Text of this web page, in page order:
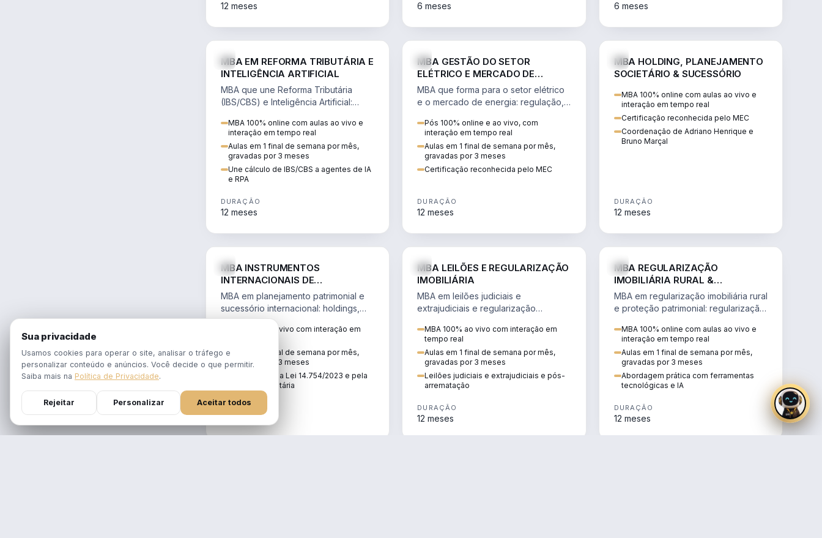
12 meses 6 meses 6 meses
MBA EM REFORMA TRIBUTÁRIA E
INTELIGÊNCIA ARTIFICIAL
MBA que une Reforma Tributária
(IBS/CBS) e Inteligência Artificial:
RPA e automação da rotina fiscal.
MBA 100% online com aulas ao vivo e
interação em tempo real
Aulas em 1 final de semana por mês,
gravadas por 3 meses
Une cálculo de IBS/CBS a agentes de IA
e RPA
DURAÇÃO
12 meses
MBA GESTÃO DO SETOR
ELÉTRICO E MERCADO DE
ENERGIA
MBA que forma para o setor elétrico
e o mercado de energia: regulação,
transmissão e revisão tarifária.
Pós 100% online e ao vivo, com
interação em tempo real
Aulas em 1 final de semana por mês,
gravadas por 3 meses
Certificação reconhecida pelo MEC
DURAÇÃO
12 meses
MBA HOLDING, PLANEJAMENTO
SOCIETÁRIO & SUCESSÓRIO
MBA 100% online com aulas ao vivo e
interação em tempo real
Certificação reconhecida pelo MEC
Coordenação de Adriano Henrique e
Bruno Marçal
DURAÇÃO
12 meses
MBA INSTRUMENTOS
INTERNACIONAIS DE
PLANEJAMENTO PATRIMONIAL &
SUCESSÓRIO
MBA em planejamento patrimonial e
sucessório internacional: holdings,
trusts e offshore sob a Lei
14.754/2023 e a Reforma Tributária.
MBA 100% ao vivo com interação em
Aulas em 1 final de semana por mês,
gravadas por 3 meses
Atualizado pela Lei 14.754/2023 e pela
Reforma Tributária
DURAÇÃO
12 meses
MBA LEILÕES E REGULARIZAÇÃO
IMOBILIÁRIA
MBA em leilões judiciais e
extrajudiciais e regularização
alienação fiduciária e pós-
arrematação.
MBA 100% ao vivo com interação em
tempo real
Aulas em 1 final de semana por mês,
gravadas por 3 meses
Leilões judiciais e extrajudiciais e pós-
arrematação
DURAÇÃO
12 meses
MBA REGULARIZAÇÃO
IMOBILIÁRIA RURAL &
PROTEÇÃO PATRIMONIAL
MBA em regularização imobiliária rural
e proteção patrimonial: regularização
rural.
MBA 100% online com aulas ao vivo e
interação em tempo real
Aulas em 1 final de semana por mês,
gravadas por 3 meses
Abordagem prática com ferramentas
tecnológicas e IA
DURAÇÃO
12 meses
Sua privacidade
Usamos cookies para operar o site, analisar o tráfego e
personalizar conteúdo e anúncios. Você decide o que permitir.
Saiba mais na Política de Privacidade.
Rejeitar Personalizar Aceitar todos